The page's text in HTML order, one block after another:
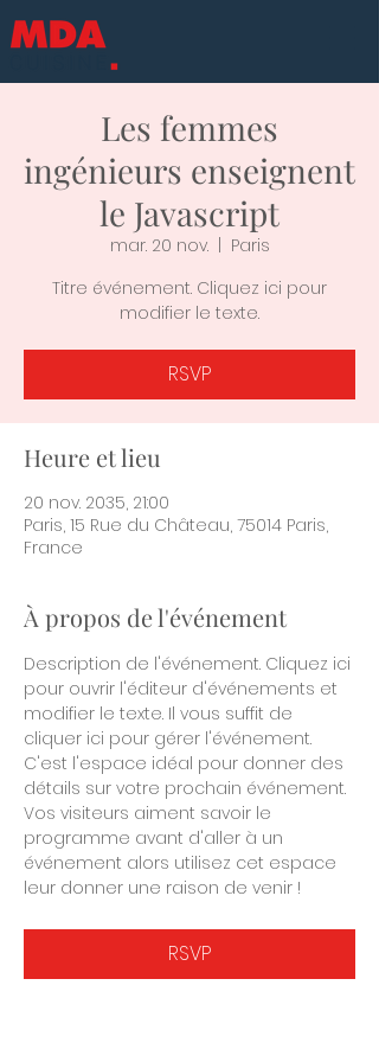
Les femmes
ingénieurs enseignent
le Javascript
mar. 20 nov.
  |
Paris
Titre événement. Cliquez ici pour
modifier le texte.
RSVP
Heure et lieu
20 nov. 2035, 21:00
Paris, 15 Rue du Château, 75014 Paris,
France
À propos de l'événement
Description de l'événement. Cliquez ici
pour ouvrir l'éditeur d'événements et
modifier le texte. Il vous suffit de
cliquer ici pour gérer l'événement.
C'est l'espace idéal pour donner des
détails sur votre prochain événement.
Vos visiteurs aiment savoir le
programme avant d'aller à un
événement alors utilisez cet espace
leur donner une raison de venir !
RSVP